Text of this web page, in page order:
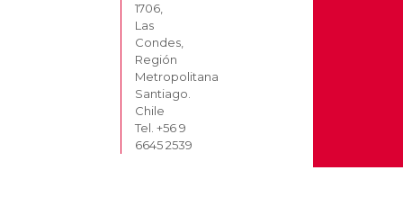
1706,
Las
Condes,
Región
Metropolitana
Santiago.
Chile
Tel. +56 9
6645 2539